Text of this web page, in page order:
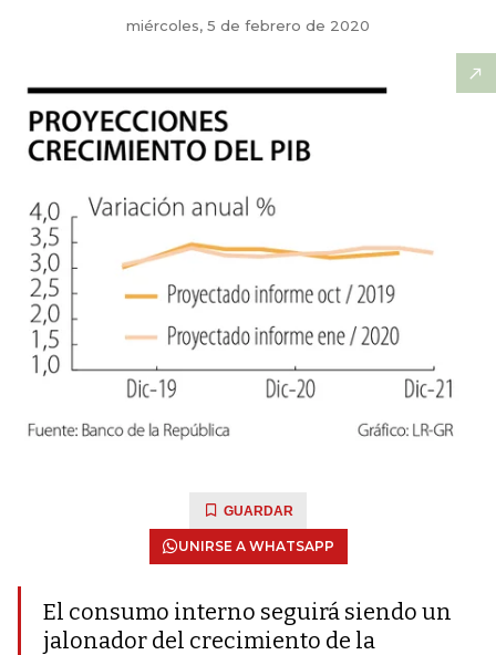
miércoles, 5 de febrero de 2020
GUARDAR
UNIRSE A WHATSAPP
El consumo interno seguirá siendo un
jalonador del crecimiento de la